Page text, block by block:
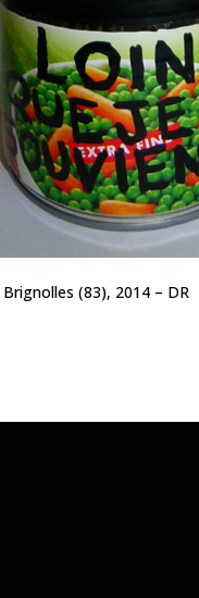
(83), 2014 – DR